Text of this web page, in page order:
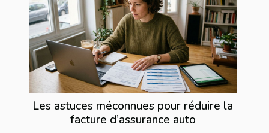
Les astuces méconnues pour réduire la
facture d’assurance auto